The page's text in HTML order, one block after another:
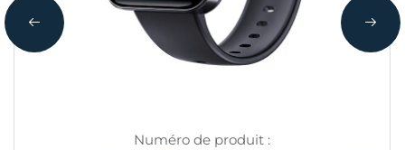
Numéro de produit :